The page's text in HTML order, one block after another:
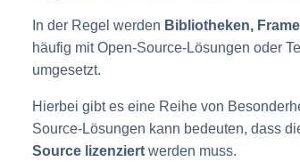
In der Regel werden Bibliotheken,
häufig mit Open-Source-Lösungen oder
umgesetzt.
Hierbei gibt es eine Reihe von
Source-Lösungen kann bedeuten, dass
Source lizenziert werden muss.